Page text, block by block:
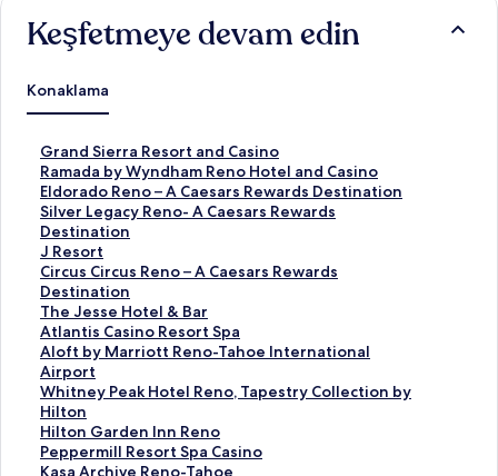
Keşfetmeye devam edin
Konaklama
Grand Sierra Resort and Casino
G
r
a
n
d
S
i
e
r
r
a
R
e
s
o
r
t
Ramada by Wyndham Reno Hotel and Casino
R
a
m
a
d
a
b
y
W
y
n
d
h
a
m
R
Eldorado Reno – A Caesars Rewards Destination
E
l
d
o
r
a
d
o
R
e
n
o
–
A
C
Silver Legacy Reno- A Caesars Rewards
Destination
S
i
l
v
e
r
L
e
g
a
c
y
R
e
J Resort
J
R
e
s
o
r
t
i
ç
i
n
S
Circus Circus Reno – A Caesars Rewards
Destination
C
i
r
c
u
s
C
i
r
c
u
The Jesse Hotel & Bar
T
h
e
J
e
s
s
e
H
Atlantis Casino Resort Spa
A
t
l
a
n
t
i
s
Aloft by Marriott Reno-Tahoe International
Airport
A
l
o
f
t
b
y
Whitney Peak Hotel Reno, Tapestry Collection by
Hilton
W
h
i
t
n
Hilton Garden Inn Reno
H
i
l
Peppermill Resort Spa Casino
P
e
Kasa Archive Reno-Tahoe
K